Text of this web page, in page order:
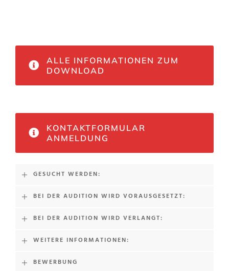
ALLE INFORMATIONEN ZUM
DOWNLOAD
KONTAKTFORMULAR
ANMELDUNG
GESUCHT WERDEN:
BEI DER AUDITION WIRD VORAUSGESETZT:
BEI DER AUDITION WIRD VERLANGT:
WEITERE INFORMATIONEN:
BEWERBUNG